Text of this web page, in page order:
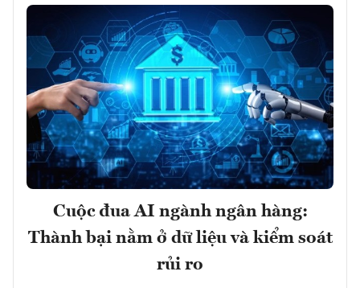
Cuộc đua AI ngành ngân hàng:
Thành bại nằm ở dữ liệu và kiểm soát
rủi ro